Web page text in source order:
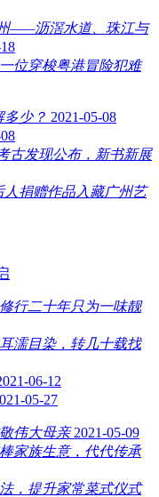
——沥滘水道、珠江与
位穿梭粤港冒险犯难
少？ 2021-05-08
古发现公布，新书新展
捐赠作品入藏广州艺
行二十年只为一味靓
濡目染，转几十载找
06-12
05-27
伟大母亲 2021-05-09
家族生意，代代传承
，提升家常菜式仪式